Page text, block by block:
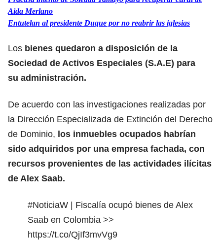
Aida Merlano
Entutelan al presidente Duque por no reabrir las iglesias
Los bienes quedaron a disposición de la
Sociedad de Activos Especiales (S.A.E) para
su administración.
De acuerdo con las investigaciones realizadas por
la Dirección Especializada de Extinción del Derecho
de Dominio, los inmuebles ocupados habrían
sido adquiridos por una empresa fachada, con
recursos provenientes de las actividades ilícitas
de Alex Saab.
#NoticiaW | Fiscalía ocupó bienes de Alex
Saab en Colombia >>
https://t.co/QjIf3mvVg9